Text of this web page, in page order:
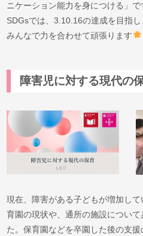
ニケーション能力を身につける」で
SDGsでは、3.10.16の達成を目指し
みんなで力を合わせて頑張ります
障害児に対する現代の
現在、障害がある子どもが増加し
育園の現状や、通所の施設につい
た。保育園などを卒園した後の支